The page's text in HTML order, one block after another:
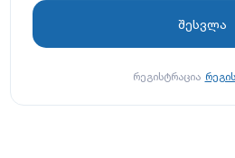
რეგისტრაცია